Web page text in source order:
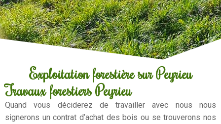
Exploitation forestière sur Peyrieu
Travaux forestiers Peyrieu
Quand vous déciderez de travailler avec nous nous
signerons un contrat d’achat des bois ou se trouverons nos